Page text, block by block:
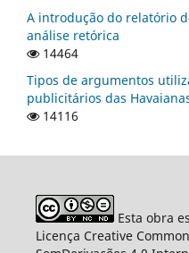
A introdução do relatório
análise retórica
14464
Tipos de argumentos
publicitários das
14116
Esta obra
Licença Creative